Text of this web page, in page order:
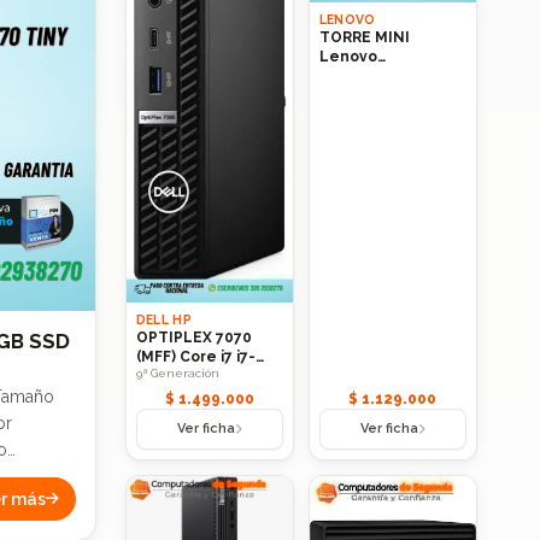
SSD
más
DELL HP
OPTIPLEX 7070
(MFF) Core i7 i7-
9700T 2.0GHz Core
i7 2.0GHz 9ª
Generación 256GB
SSD 9700T
9ª Generación
$ 1.499.000
Ver ficha
LENOVO
TORRE MINI
Lenovo
$ 1.129.000
Ver ficha